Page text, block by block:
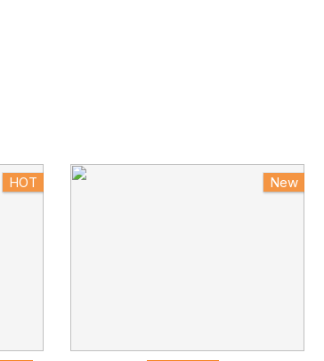
HOT New